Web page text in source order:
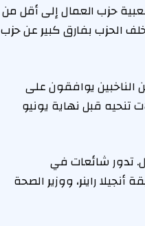
حزب العمال إلى أقل من
الحزب بفارق كبير عن حزب
إذ تظهر استطلاعات الرأي أن 19% فقط من الناخبين يوافقون على
احتمالات تنحيه قبل نهاية يونيو
تدور شائعات في
راينر، ووزير الصحة